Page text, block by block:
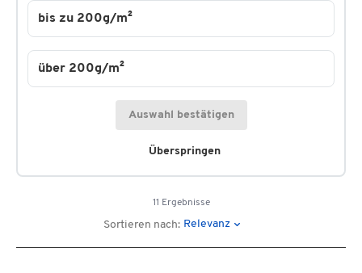
Überspringen
bis zu 200g/m²
über 200g/m²
Auswahl bestätigen
11 Ergebnisse
Sortieren nach: Relevanz